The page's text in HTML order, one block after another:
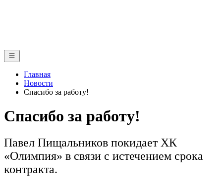
Главная
Новости
Спасибо за работу!
Спасибо за работу!
Павел Пищальников покидает ХК
«Олимпия» в связи с истечением срока
контракта.